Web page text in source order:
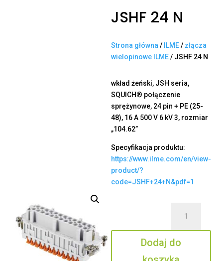
JSHF 24 N
Strona główna / ILME/ złącza
wielopinowe ILME/ JSHF 24 N
wkład żeński, JSH seria,
SQUICH® połączenie
sprężynowe, 24 pin + PE (25-
48), 16 A 500 V 6 kV 3, rozmiar
„104.62”
Specyfikacja produktu:
https://www.ilme.com/en/view-
product/?
code=JSHF+24+N&pdf=1
JSHF
24
N
Dodaj do